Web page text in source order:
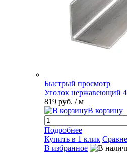
Быстрый просмотр
Уголок нержавеющий
819 руб. / м
В корзину
Подробнее
Купить в 1 клик
В избранное